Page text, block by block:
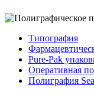
Типография
Pure-Pak
Оперативная
Полиграфия